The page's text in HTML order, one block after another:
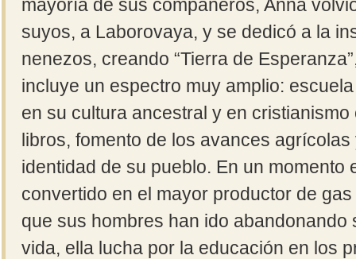
mayoría de sus compañeros, Anna
suyos, a Laborovaya, y se dedicó a la
nenezos, creando “Tierra de
incluye un espectro muy amplio:
en su cultura ancestral y en
libros, fomento de los avances
identidad de su pueblo. En un momento
convertido en el mayor productor de
que sus hombres han ido abandonando
vida, ella lucha por la educación en los